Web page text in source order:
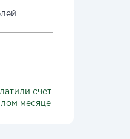
счет
месяце